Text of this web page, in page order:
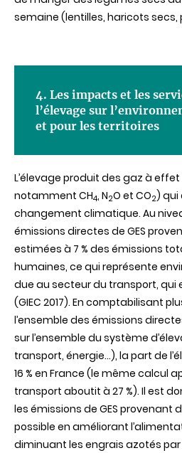
semaine (lentilles, haricots secs,
4. Les impacts et les
l’élevage sur
et pour les territoires
L’élevage produit des gaz à effet
notamment CH4, N2O et CO2)
changement climatique. Au
émissions directes de GES
estimées à 7 % des émissions
humaines, ce qui représente
due au secteur du transport, qui
(GIEC 2017). En comptabilisant
l’ensemble des émissions
sur l’ensemble du système
transport, énergie...), la part de
16 % en France (le même calcul
transport aboutit à 27 %). Il est
les émissions de GES provenant
possible en améliorant
diminuant les engrais azotés